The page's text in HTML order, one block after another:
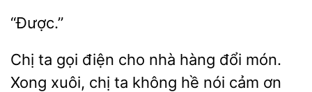
“Được.”
Chị ta gọi điện cho nhà hàng đổi món.
xuôi, chị ta không hề nói cảm ơn